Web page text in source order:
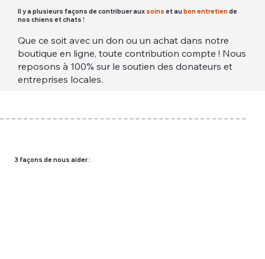
Il y a plusieurs façons de contribuer aux soins et aubon entretiende
nos chiens et chats !
Que ce soit avec un don ou un achat dans notre
boutique en ligne, toute contribution compte ! Nous
reposons à 100% sur le soutien des donateurs et
entreprises locales.
3 façons de nous aider :